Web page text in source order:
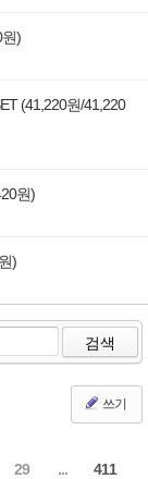
)
(41,220원/41,220
원)
)
검색
쓰기
29 ... 411